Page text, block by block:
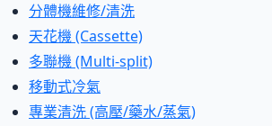
分體機維修/清洗
天花機 (Cassette)
多聯機 (Multi-split)
移動式冷氣
專業清洗 (高壓/藥水/蒸氣)